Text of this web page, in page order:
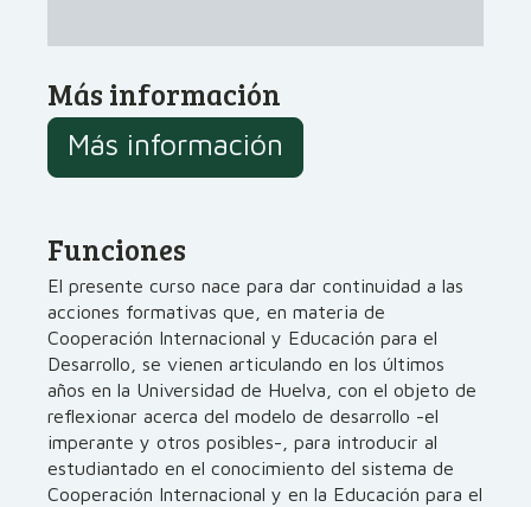
Más información
Más información
Funciones
El presente curso nace para dar continuidad a las
acciones formativas que, en materia de
Cooperación Internacional y Educación para el
Desarrollo, se vienen articulando en los últimos
años en la Universidad de Huelva, con el objeto de
reflexionar acerca del modelo de desarrollo -el
imperante y otros posibles-, para introducir al
estudiantado en el conocimiento del sistema de
Cooperación Internacional y en la Educación para el